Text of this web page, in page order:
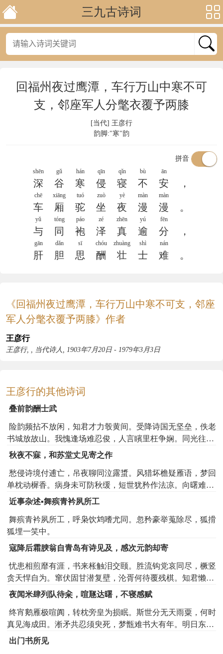
三九古诗词
回福州夜过鹰潭，车行万山中寒不可
支，邻座军人分氅衣覆予两膝
[当代] 王彦行
韵脚:"寒"韵
拼音
shēn gǔ hán qīn qǐn bù ān
深 谷 寒 侵 寝 不 安 ，
chē xiāng tuó zuò yè màn màn
车 厢 驼 坐 夜 漫 漫 。
yǔ tóng páo zé zhēn yú fēn
与 同 袍 泽 真 逾 分 ，
gān dǎn sī chóu zhuàng shì nán
肝 胆 思 酬 壮 士 难 。
《回福州夜过鹰潭，车行万山中寒不可支，邻座
军人分氅衣覆予两膝》作者
王彦行
王彦行, , 当代诗人, 1903年7月20日 - 1979年3月3日
王彦行的其他诗词
叠前韵酬士武
险韵频拈不放闲，知君才力彀黄间。受降诗国无坚垒，佚老
书城放故山。我愧逢场难忍俊，人言矉里枉争娴。同光往矣
身何及，剩把清词当佩环。
秋夜不寐，和苏堂丈见寄之作
愁侵诗境付逋亡，吊夜聊同泣露螀。风猎坏檐疑雁语，梦回
单枕动樨香。病身未可防秋缓，短世犹矜作法凉。向曙难收
家国泪，沉沉人海几惩创。
近事杂述▪舞殡青衿夙所工
舞殡青衿夙所工，呼枭饮鸩嗜尤同。忽矜豪举蒐除尽，狐搰
狐埋一笑中。
寇降后霜腴翁自青岛有诗见及，感次元韵却寄
忧患相煎靡有涯，书来枨触泪交颐。胜流钩党哀同尽，橛竖
贪天悍自为。窜伏固甘潜复壁，沦胥何待覆残棋。知君懒乞
龙渊水，闭眼危城足乱思。
夜闻米肆列队待籴，喧豗达曙，不寝感赋
终宵鹅雁极喧阗，转枕旁皇为损眠。斯世分无天雨粟，何时
真见海成田。淅矛共忍须臾死，梦甑难书大有年。明日东门
儿索饭，腐儒倘悔直如弦。
出门书所见